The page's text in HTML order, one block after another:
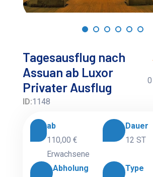
Tagesausflug nach
Assuan ab Luxor
Privater Ausflug
ID:1148
ab
110,00 €
Erwachsene
Dauer
12 ST
Abholung
Type